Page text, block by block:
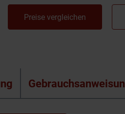
Preise vergleichen